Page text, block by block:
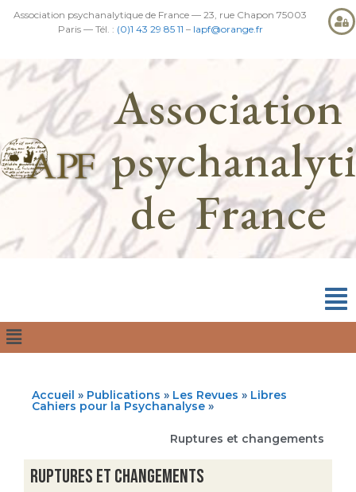
Association psychanalytique de France — 23, rue Chapon 75003
Paris — Tél. : (0)1 43 29 85 11 – lapf@orange.fr
Association
de France
Accueil » Publications » Les Revues » Libres
Cahiers pour la Psychanalyse »
Ruptures et changements
Ruptures et changements